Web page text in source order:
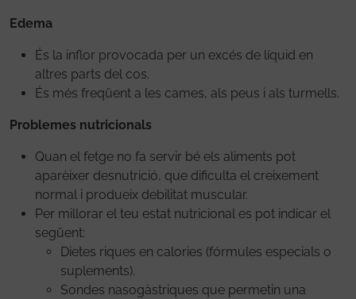
Edema
És la inflor provocada per un excés de líquid en
altres parts del cos.
És més freqüent a les cames, als peus i als turmells.
Problemes nutricionals
Quan el fetge no fa servir bé els aliments pot
aparèixer desnutrició, que dificulta el creixement
normal i produeix debilitat muscular.
Per millorar el teu estat nutricional es pot indicar el
següent:
Dietes riques en calories (fórmules especials o
suplements).
Sondes nasogàstriques que permetin una